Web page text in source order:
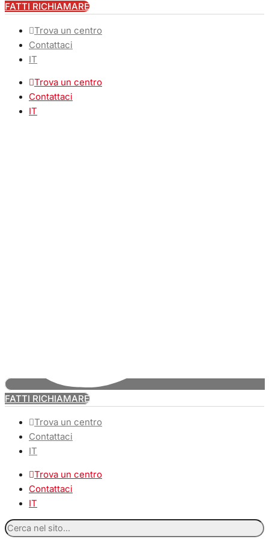
FATTI RICHIAMARE
Trova un centro
Contattaci
IT
Trova un centro
Contattaci
IT
FATTI RICHIAMARE
Trova un centro
Contattaci
IT
Trova un centro
Contattaci
IT
Cerca